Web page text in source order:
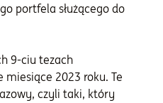
portfela służącego do
9-ciu tezach
2023 roku. Te
czyli taki, który